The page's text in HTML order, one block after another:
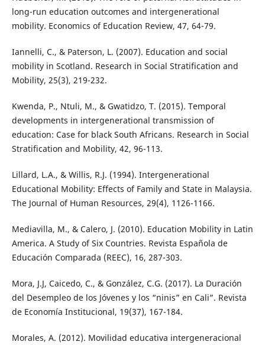
long-run education outcomes and intergenerational
mobility. Economics of Education Review, 47, 64-79.
Iannelli, C., & Paterson, L. (2007). Education and social
mobility in Scotland. Research in Social Stratification and
Mobility, 25(3), 219-232.
Kwenda, P., Ntuli, M., & Gwatidzo, T. (2015). Temporal
developments in intergenerational transmission of
education: Case for black South Africans. Research in Social
Stratification and Mobility, 42, 96-113.
Lillard, L.A., & Willis, R.J. (1994). Intergenerational
Educational Mobility: Effects of Family and State in Malaysia.
The Journal of Human Resources, 29(4), 1126-1166.
Mediavilla, M., & Calero, J. (2010). Education Mobility in Latin
America. A Study of Six Countries. Revista Española de
Educación Comparada (REEC), 16, 287-303.
Mora, J.J, Caicedo, C., & González, C.G. (2017). La Duración
del Desempleo de los Jóvenes y los “ninis” en Cali”. Revista
de Economía Institucional, 19(37), 167-184.
Morales, A. (2012). Movilidad educativa intergeneracional